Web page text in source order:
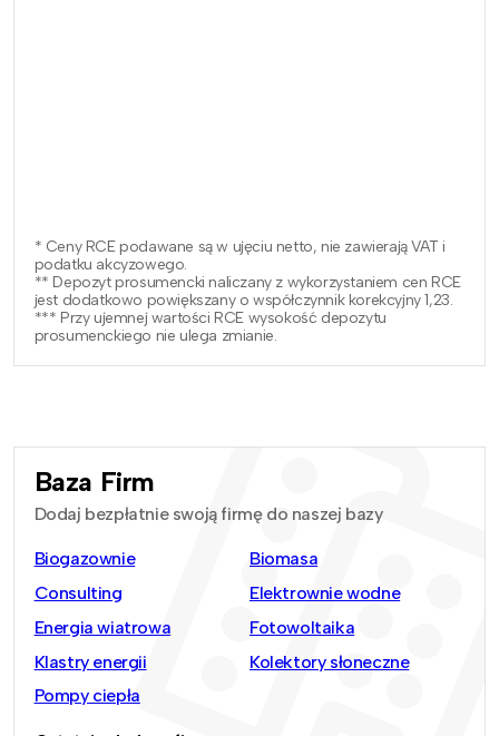
* Ceny RCE podawane są w ujęciu netto, nie zawierają VAT i
podatku akcyzowego.
** Depozyt prosumencki naliczany z wykorzystaniem cen RCE
jest dodatkowo powiększany o współczynnik korekcyjny 1,23.
*** Przy ujemnej wartości RCE wysokość depozytu
prosumenckiego nie ulega zmianie.
Baza Firm
Dodaj bezpłatnie swoją firmę do naszej bazy
Biogazownie
Biomasa
Consulting
Elektrownie wodne
Energia wiatrowa
Fotowoltaika
Klastry energii
Kolektory słoneczne
Pompy ciepła